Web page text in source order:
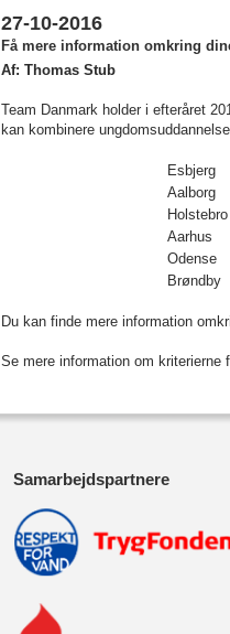
27-10-2016
Få mere information omkring
Af: Thomas Stub
Team Danmark holder i efteråret
kan kombinere
Esbjerg
Aalborg
Aarhus
Odense
Brøndby
Du kan finde mere information
Se mere information om
Samarbejdspartnere